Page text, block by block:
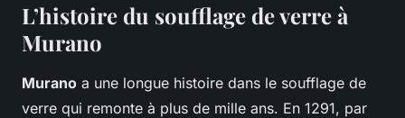
L’histoire du soufflage de verre à
Murano
Murano a une longue histoire dans le soufflage de
verre qui remonte à plus de mille ans. En 1291, par